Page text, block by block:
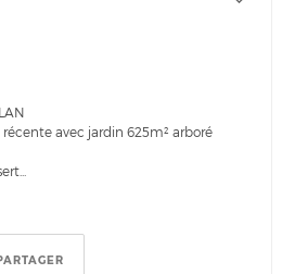
avec jardin 625m² arboré